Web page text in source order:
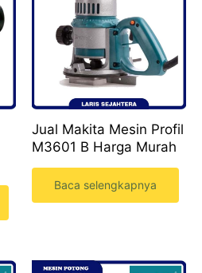
Jual Makita Mesin Profil
M3601 B Harga Murah
Baca selengkapnya